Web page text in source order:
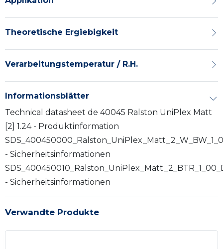
Theoretische Ergiebigkeit
Verarbeitungstemperatur / R.H.
Informationsblätter
Technical datasheet de 40045 Ralston UniPlex Matt
[2] 1.24 - Produktinformation
- Sicherheitsinformationen
- Sicherheitsinformationen
Verwandte Produkte